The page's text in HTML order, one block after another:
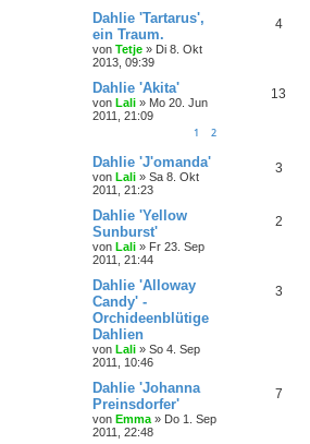
Dahlie 'Tartarus',
ein Traum.
von Tetje » Di 8. Okt
2013, 09:39
4
Dahlie 'Akita'
von Lali » Mo 20. Jun
2011, 21:09
1 2
13
Dahlie 'J'omanda'
von Lali » Sa 8. Okt
2011, 21:23
3
Dahlie 'Yellow
Sunburst'
von Lali » Fr 23. Sep
2011, 21:44
2
Dahlie 'Alloway
Candy' -
Orchideenblütige
Dahlien
von Lali » So 4. Sep
2011, 10:46
3
Dahlie 'Johanna
Preinsdorfer'
von Emma » Do 1. Sep
2011, 22:48
7